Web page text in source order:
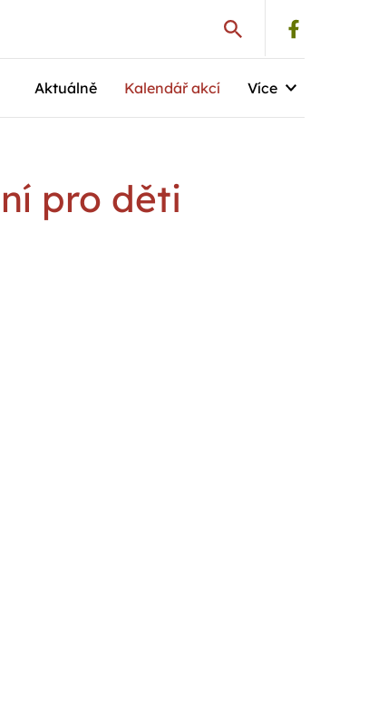
Aktuálně Kalendář akcí Více
pro děti